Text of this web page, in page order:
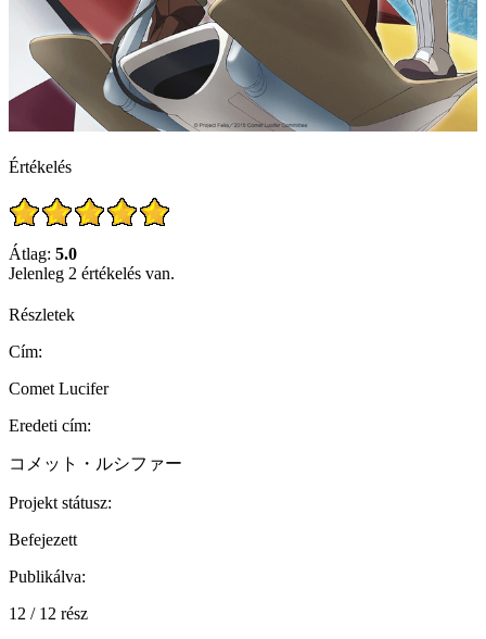
Értékelés
Átlag: 5.0
Jelenleg 2 értékelés van.
Részletek
Cím:
Comet Lucifer
Eredeti cím:
コメット・ルシファー
Projekt státusz:
Befejezett
Publikálva:
12 / 12 rész